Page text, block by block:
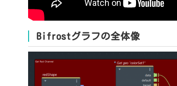
Bifrostグラフの全体像